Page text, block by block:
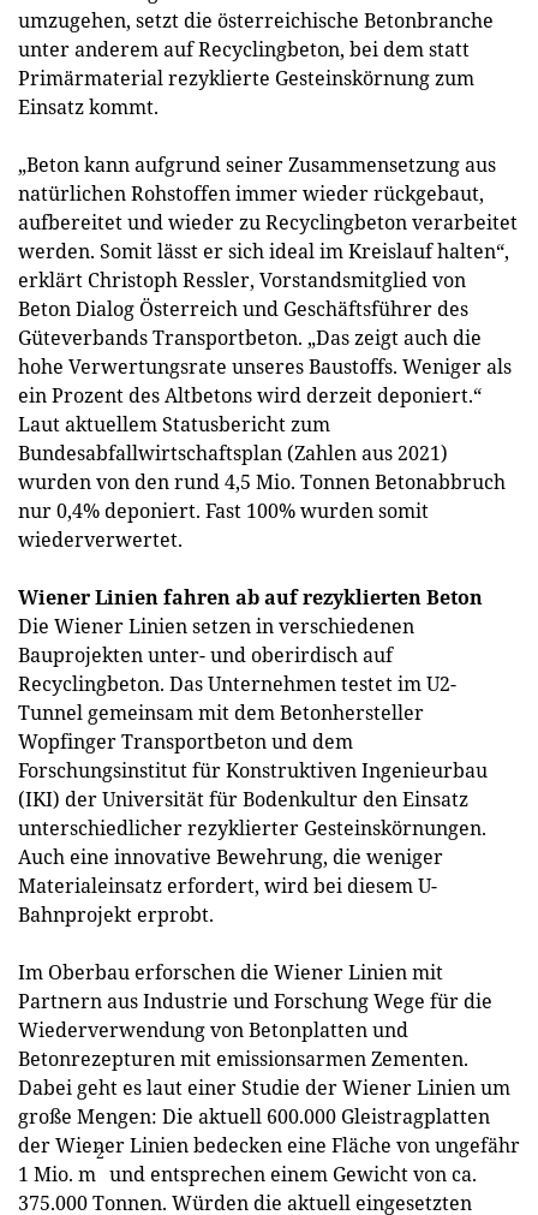
umzugehen, setzt die österreichische Betonbranche
unter anderem auf Recyclingbeton, bei dem statt
Primärmaterial rezyklierte Gesteinskörnung zum
Einsatz kommt.
„Beton kann aufgrund seiner Zusammensetzung aus
natürlichen Rohstoffen immer wieder rückgebaut,
aufbereitet und wieder zu Recyclingbeton verarbeitet
werden. Somit lässt er sich ideal im Kreislauf halten“,
erklärt Christoph Ressler, Vorstandsmitglied von
Beton Dialog Österreich und Geschäftsführer des
Güteverbands Transportbeton. „Das zeigt auch die
hohe Verwertungsrate unseres Baustoffs. Weniger als
ein Prozent des Altbetons wird derzeit deponiert.“
Laut aktuellem Statusbericht zum
Bundesabfallwirtschaftsplan (Zahlen aus 2021)
wurden von den rund 4,5 Mio. Tonnen Betonabbruch
nur 0,4% deponiert. Fast 100% wurden somit
wiederverwertet.
Wiener Linien fahren ab auf rezyklierten Beton
Die Wiener Linien setzen in verschiedenen
Bauprojekten unter- und oberirdisch auf
Recyclingbeton. Das Unternehmen testet im U2-
Tunnel gemeinsam mit dem Betonhersteller
Wopfinger Transportbeton und dem
Forschungsinstitut für Konstruktiven Ingenieurbau
(IKI) der Universität für Bodenkultur den Einsatz
unterschiedlicher rezyklierter Gesteinskörnungen.
Auch eine innovative Bewehrung, die weniger
Materialeinsatz erfordert, wird bei diesem U-
Bahnprojekt erprobt.
Im Oberbau erforschen die Wiener Linien mit
Partnern aus Industrie und Forschung Wege für die
Wiederverwendung von Betonplatten und
Betonrezepturen mit emissionsarmen Zementen.
Dabei geht es laut einer Studie der Wiener Linien um
große Mengen: Die aktuell 600.000 Gleistragplatten
der Wiener Linien bedecken eine Fläche von ungefähr
1 Mio. m
2
und entsprechen einem Gewicht von ca.
375.000 Tonnen. Würden die aktuell eingesetzten